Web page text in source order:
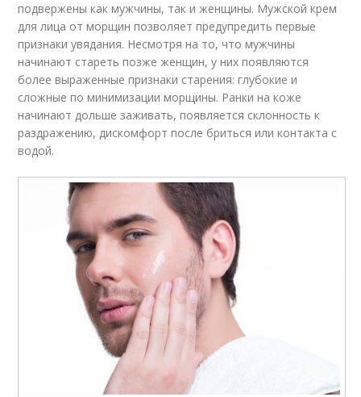
подвержены как мужчины, так и женщины. Мужской крем
для лица от морщин позволяет предупредить первые
признаки увядания. Несмотря на то, что мужчины
начинают стареть позже женщин, у них появляются
более выраженные признаки старения: глубокие и
сложные по минимизации морщины. Ранки на коже
начинают дольше заживать, появляется склонность к
раздражению, дискомфорт после бриться или контакта с
водой.